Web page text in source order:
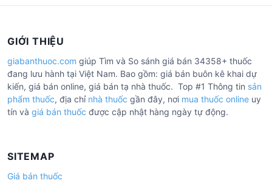
GIỚI THIỆU
giabanthuoc.com giúp Tìm và So sánh giá bán 34358+ thuốc
đang lưu hành tại Việt Nam. Bao gồm: giá bán buôn kê khai dự
kiến, giá bán online, giá bán tạ nhà thuốc. Top #1 Thông tin sản
phẩm thuốc, địa chỉ nhà thuốc gần đây, nơi mua thuốc online uy
tín và giá bán thuốc được cập nhật hàng ngày tự động.
SITEMAP
Giá bán thuốc